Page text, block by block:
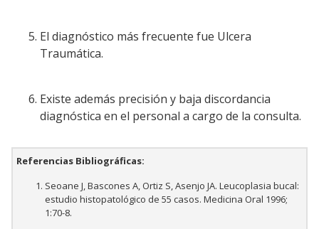
El diagnóstico más frecuente fue Ulcera
Traumática.
Existe además precisión y baja discordancia
diagnóstica en el personal a cargo de la consulta.
Referencias Bibliográficas:
Seoane J, Bascones A, Ortiz S, Asenjo JA. Leucoplasia bucal:
estudio histopatológico de 55 casos. Medicina Oral 1996;
1:70-8.